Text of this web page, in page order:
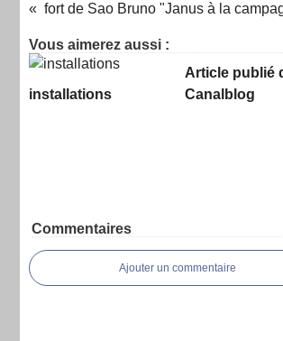
fort de Sao Bruno "Janus à la
Vous aimerez aussi :
installations
Article publié
Canalblog
Commentaires
Ajouter un commentaire